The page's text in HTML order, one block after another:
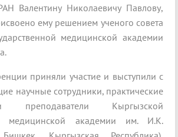
Валентину Николаевичу Павлову,
ему решением ученого совета
медицинской академии
приняли участие и выступили с
научные сотрудники, практические
преподаватели Кыргызской
медицинской академии им. И.К.